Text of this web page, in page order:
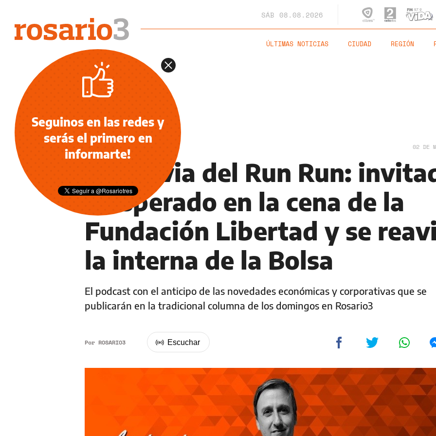
SÁB 08.08.2026
ÚLTIMAS NOTICIAS CIUDAD REGIÓN
ECONOMÍA NEGOCIOS AGRO 02 DE
La Previa del Run Run:
inesperado en la cena de la
Fundación Libertad y se
la interna de la Bolsa
El podcast con el anticipo de las novedades económicas y corporativas que se
publicarán en la tradicional columna de los domingos en Rosario3
Por ROSARIO3
Seguinos en las redes y
serás el primero en
informarte!